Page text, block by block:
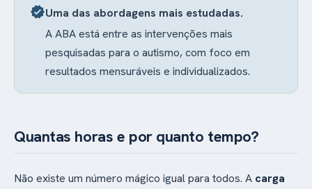
verifiedUma das abordagens mais estudadas.
A ABA está entre as intervenções mais
pesquisadas para o autismo, com foco em
resultados mensuráveis e individualizados.
Quantas horas e por quanto tempo?
Não existe um número mágico igual para todos. A carga